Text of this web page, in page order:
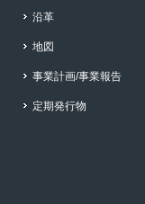
沿革
地図
事業計画/事業報告
定期発行物